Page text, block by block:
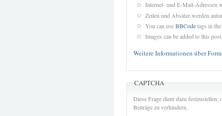
Internet- und E-Mail-Adressen
Zeilen und Absätze werden
You can useBBCodetags in
Images can be added to this post.
Weitere Informationen über
CAPTCHA
Diese Frage dient dazu
Beiträge zu verhindern.